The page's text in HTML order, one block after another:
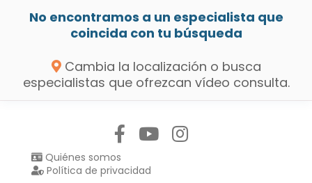
No encontramos a un especialista que
coincida con tu búsqueda
Cambia la localización o busca
especialistas que ofrezcan vídeo consulta.
Quiénes somos
Política de privacidad